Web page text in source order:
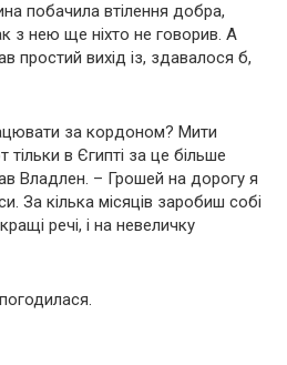
побачила втілення добра,
з нею ще ніхто не говорив. А
простий вихід із, здавалося б,
за кордоном? Мити
в Єгипті за це більше
Владлен. – Грошей на дорогу я
За кілька місяців заробиш собі
речі, і на невеличку